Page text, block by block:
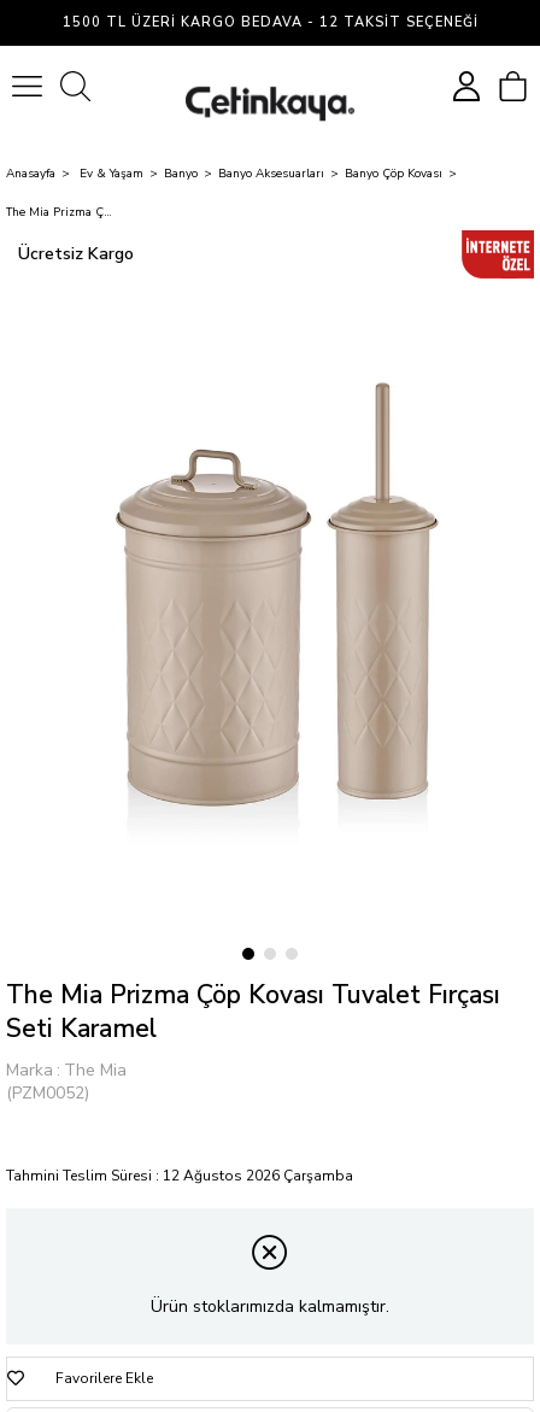
1500 TL ÜZERI KARGO BEDAVA - 12 TAKSIT SEÇENEĞI
Anasayfa Ev & Yaşam Banyo Banyo Aksesuarları Banyo Çöp Kovası
The Mia Prizma Çöp Kovası Tuvalet Fırçası Seti Karamel
Ücretsiz Kargo
The Mia Prizma Çöp Kovası Tuvalet Fırçası
Seti Karamel
Marka : The Mia
(PZM0052)
Tahmini Teslim Süresi : 12 Ağustos 2026 Çarşamba
Ürün stoklarımızda kalmamıştır.
Favorilere Ekle